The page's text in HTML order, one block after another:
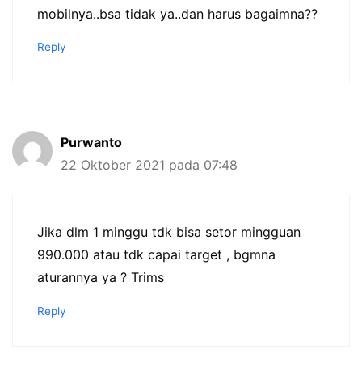
mobilnya..bsa tidak ya..dan harus bagaimna??
Reply
Purwanto
22 Oktober 2021 pada 07:48
Jika dlm 1 minggu tdk bisa setor mingguan
990.000 atau tdk capai target , bgmna
aturannya ya ? Trims
Reply